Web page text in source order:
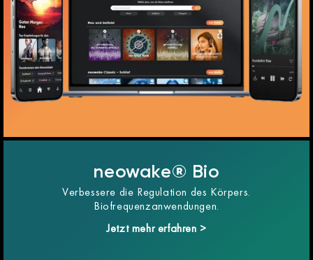
neowake® Bio
Verbessere die Regulation des Körpers.
Biofrequenzanwendungen.
Jetzt mehr erfahren >